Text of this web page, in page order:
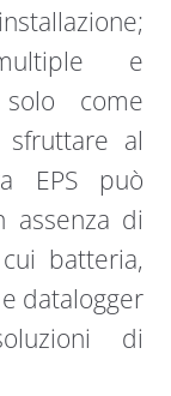
e
come
sfruttare al
EPS può
assenza di
batteria,
datalogger
di